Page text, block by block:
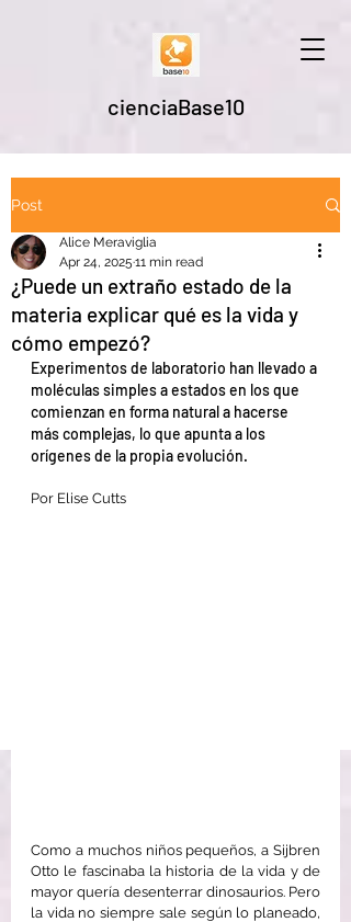
cienciaBase10
Post
¿Puede un extraño estado de la
materia explicar qué es la vida y
cómo empezó?
Alice Meraviglia
Apr 24, 2025 11 min read
Experimentos de laboratorio han llevado a
moléculas simples a estados en los que
comienzan en forma natural a hacerse
más complejas, lo que apunta a los
orígenes de la propia evolución.
Por Elise Cutts
Como a muchos niños pequeños, a Sijbren
Otto le fascinaba la historia de la vida y de
mayor quería desenterrar dinosaurios. Pero
la vida no siempre sale según lo planeado,